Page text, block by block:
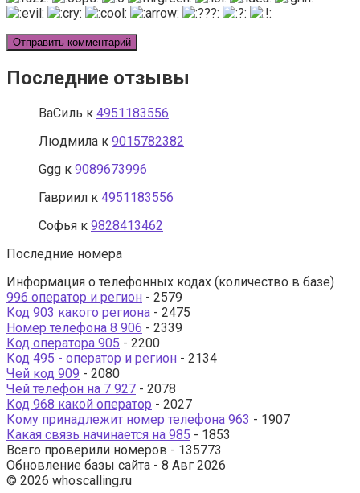
Последние отзывы
ВаСиль к 4951183556
Людмила к 9015782382
Ggg к 9089673996
Гавриил к 4951183556
Софья к 9828413462
Последние номера
Информация о телефонных кодах (количество в базе)
996 оператор и регион - 2579
Код 903 какого региона - 2475
Номер телефона 8 906 - 2339
Код оператора 905 - 2200
Код 495 - оператор и регион - 2134
Чей код 909 - 2080
Чей телефон на 7 927 - 2078
Код 968 какой оператор - 2027
Кому принадлежит номер телефона 963 - 1907
Какая связь начинается на 985 - 1853
Всего проверили номеров - 135773
Обновление базы сайта - 8 Авг 2026
© 2026 whoscalling.ru